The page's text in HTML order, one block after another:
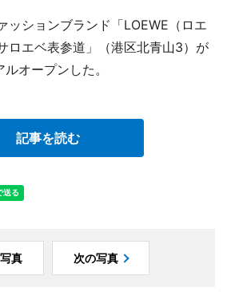
ッションブランド「LOEWE（ロエ
ロエベ表参道」（港区北青山3）が
オープンした。
記事を読む
真 次の写真